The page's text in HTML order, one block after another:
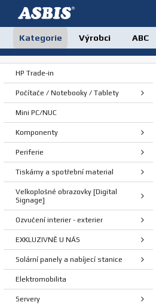
Kategorie Výrobci ABC
HP Trade-in
Počítače / Notebooky / Tablety
Mini PC/NUC
Komponenty
Periferie
Tiskárny a spotřební material
Velkoplošné obrazovky [Digital
Signage]
Ozvučení interier - exterier
EXKLUZIVNĚ U NÁS
Solární panely a nabíjecí stanice
Elektromobilita
Servery